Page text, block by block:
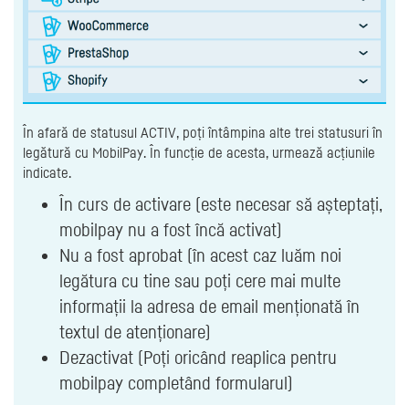
În afară de statusul ACTIV, poți întâmpina alte trei statusuri în
legătură cu MobilPay. În funcție de acesta, urmează acțiunile
indicate.
În curs de activare (este necesar să așteptați,
mobilpay nu a fost încă activat)
Nu a fost aprobat (în acest caz luăm noi
legătura cu tine sau poți cere mai multe
informații la adresa de email menționată în
textul de atenționare)
Dezactivat (Poți oricând reaplica pentru
mobilpay completând formularul)